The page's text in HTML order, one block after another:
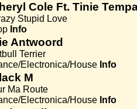
Cole Ft. Tinie
Stupid Love
Info
Antwoord
Terrier
Electronica/House Info
M
Ma Route
Electronica/House Info